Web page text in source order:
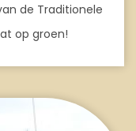
de Traditionele
op groen!